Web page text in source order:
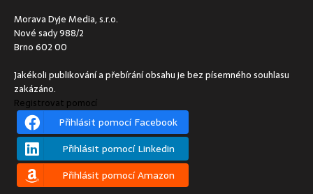
Morava Dyje Media, s.r.o.
Nové sady 988/2
Brno 602 00
Jakékoli publikování a přebírání obsahu je bez písemného souhlasu
zakázáno.
Registrovat pomocí
Přihlásit pomocí Facebook
Přihlásit pomocí Linkedin
Přihlásit pomocí Amazon